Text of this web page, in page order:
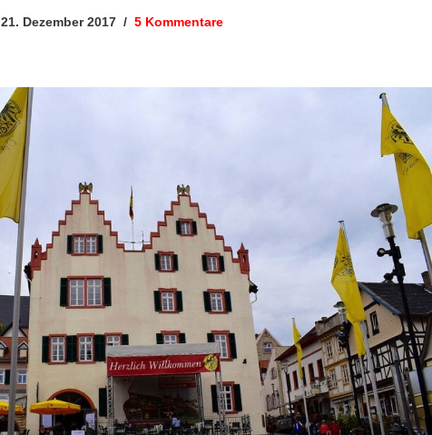
21. Dezember 2017 5 Kommentare